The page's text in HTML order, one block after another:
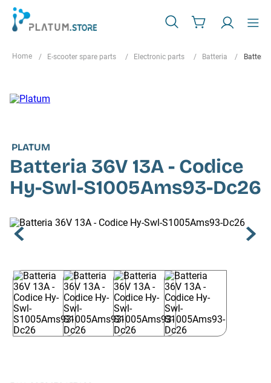
E-scooter spare parts Electronic parts Batteria
PLATUM
Batteria 36V 13A - Codice
Hy-Swl-S1005Ams93-Dc26